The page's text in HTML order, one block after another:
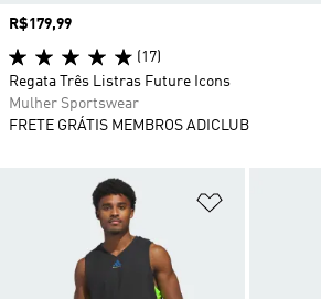
Adicionar à
Preço
R$179,99
(17)
Regata Três Listras Future Icons
Mulher Sportswear
FRETE GRÁTIS MEMBROS ADICLUB